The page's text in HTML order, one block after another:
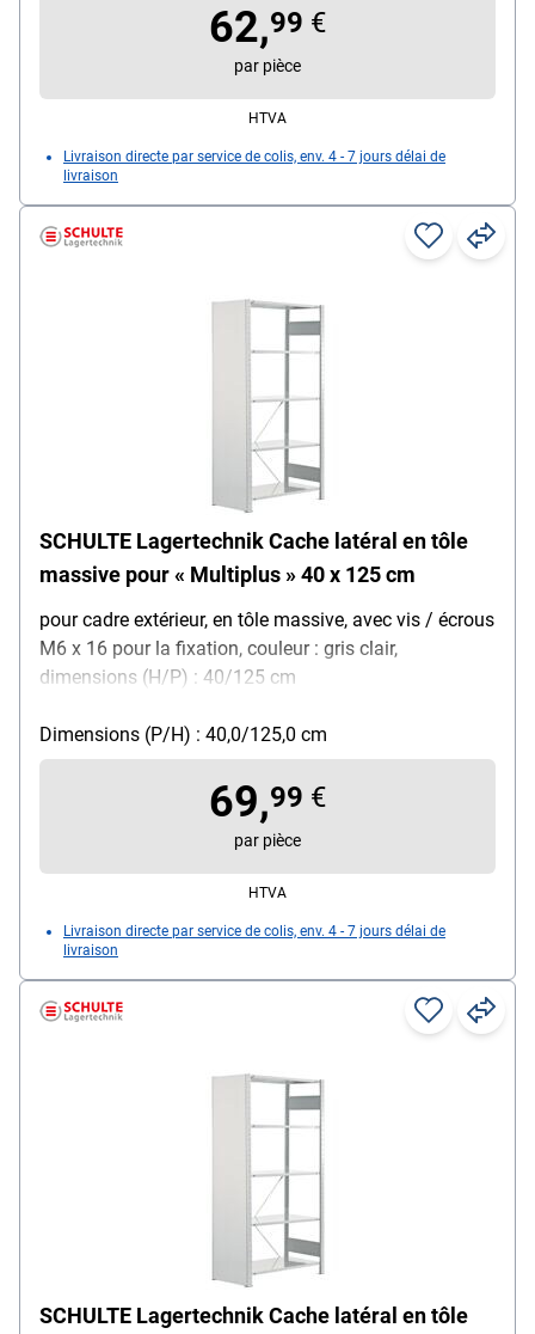
62,99 €
par pièce
HTVA
Livraison directe par service de colis, env. 4 - 7 jours délai de
livraison
SCHULTE Lagertechnik Cache latéral en tôle
massive pour « Multiplus » 40 x 125 cm
pour cadre extérieur, en tôle massive, avec vis / écrous
M6 x 16 pour la fixation, couleur : gris clair,
dimensions (H/P) : 40/125 cm
Dimensions (P/H) : 40,0/125,0 cm
69,99 €
par pièce
HTVA
Livraison directe par service de colis, env. 4 - 7 jours délai de
livraison
SCHULTE Lagertechnik Cache latéral en tôle